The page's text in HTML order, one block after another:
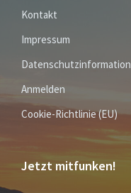
Kontakt
Impressum
Datenschutzinformation
Anmelden
Cookie-Richtlinie (EU)
Jetzt mitfunken!